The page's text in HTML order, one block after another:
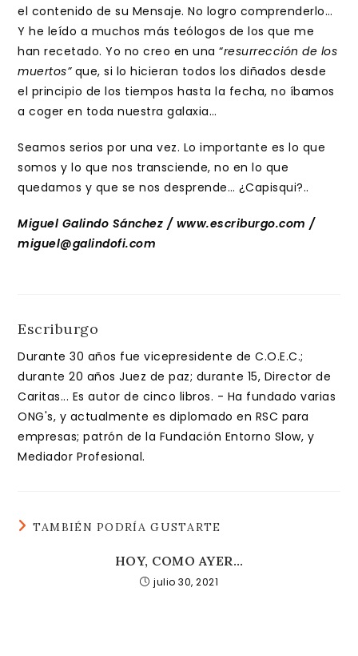
el contenido de su Mensaje. No logro comprenderlo…
Y he leído a muchos más teólogos de los que me
han recetado. Yo no creo en una “resurrección de los
muertos”que, si lo hicieran todos los diñados desde
el principio de los tiempos hasta la fecha, no íbamos
a coger en toda nuestra galaxia…
Seamos serios por una vez. Lo importante es lo que
somos y lo que nos transciende, no en lo que
quedamos y que se nos desprende… ¿Capisqui?..
Miguel Galindo Sánchez / www.escriburgo.com /
miguel@galindofi.com
Escriburgo
Durante 30 años fue vicepresidente de C.O.E.C.;
durante 20 años Juez de paz; durante 15, Director de
Caritas... Es autor de cinco libros. - Ha fundado varias
ONG's, y actualmente es diplomado en RSC para
empresas; patrón de la Fundación Entorno Slow, y
Mediador Profesional.
TAMBIÉN PODRÍA GUSTARTE
HOY, COMO AYER…
julio 30, 2021